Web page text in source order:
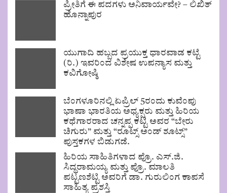
ಪ್ರೀತಿಗೆ ಈ ಪದಗಳು ಅನಿವಾರ್ಯವೇ? – ಲಿಖಿತ್
ಹೊನ್ನಾಪುರ
ಯುಗಾದಿ ಹಬ್ಬದ ಪ್ರಯುಕ್ತ ಧಾರವಾಡ ಕಟ್ಟೆ
(ರಿ.) ಇವರಿಂದ ವಿಶೇಷ ಉಪನ್ಯಾಸ ಮತ್ತು
ಕವಿಗೋಷ್ಠಿ
ಬೆಂಗಳೂರಿನಲ್ಲಿ ಏಪ್ರಿಲ್ 5ರಂದು ಕುವೆಂಪು
ಭಾಷಾ ಭಾರತಿಯ ಅಧ್ಯಕ್ಷರು ಮತ್ತು ಹಿರಿಯ
ಕಥೆಗಾರರಾದ ಚನ್ನಪ್ಪ ಕಟ್ಟಿ ಅವರ “ಬೇರು
ಚಿಗುರು” ಮತ್ತು “ರೂಟ್ಸ್ ಅಂಡ್ ಶೂಟ್ಸ್”
ಪುಸ್ತಕಗಳ ಬಿಡುಗಡೆ.
ಹಿರಿಯ ಸಾಹಿತಿಗಳಾದ ಪ್ರೊ. ಎಸ್.ಜಿ.
ಸಿದ್ಧರಾಮಯ್ಯ ಮತ್ತು ಪ್ರೊ. ಮಾಲತಿ
ಪಟ್ಟಣಶೆಟ್ಟಿ ಅವರಿಗೆ ಡಾ. ಗುರುಲಿಂಗ ಕಾಪಸೆ
ಸಾಹಿತ್ಯ ಪ್ರಶಸ್ತಿ